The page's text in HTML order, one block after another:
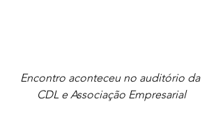
Encontro aconteceu no auditório da
CDL e Associação Empresarial